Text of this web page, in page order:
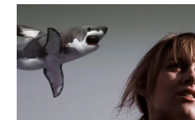
WN
SAMOSIR
WN
PADANG